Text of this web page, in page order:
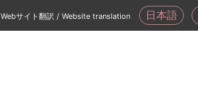
Webサイト翻訳 / Website translation 日本語